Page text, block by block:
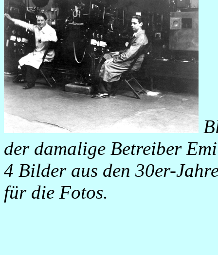
der damalige Betreiber
4 Bilder aus den 30er-
für die Fotos.